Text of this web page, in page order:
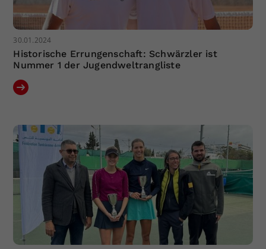
30.01.2024
Historische Errungenschaft: Schwärzler ist
Nummer 1 der Jugendweltrangliste